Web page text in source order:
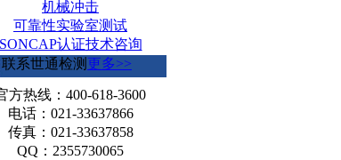
机械冲击
可靠性实验室测试
SONCAP认证技术咨询
联系世通检测 更多>>
方热线： 400-618-3600
电话：021-33637866
传真：021-33637858
QQ：2355730065